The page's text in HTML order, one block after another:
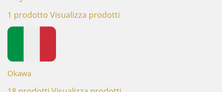
1 prodotto Visualizza prodotti
Okawa